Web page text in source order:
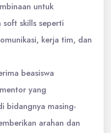
untuk
soft skills seperti
kerja tim, dan
beasiswa
yang
bidangnya masing-
arahan dan